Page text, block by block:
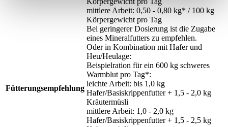
Fütterungsempfehlung
mittlere Arbeit: 0,50 - 0,80 kg* / 100 kg
Körpergewicht pro Tag
Bei geringerer Dosierung ist die Zugabe
eines Mineralfutters zu empfehlen.
Oder in Kombination mit Hafer und
Heu/Heulage:
Beispielration für ein 600 kg schweres
Warmblut pro Tag*:
leichte Arbeit: bis 1,0 kg
Hafer/Basiskrippenfutter + 1,5 - 2,0 kg
Kräutermüsli
mittlere Arbeit: 1,0 - 2,0 kg
Hafer/Basiskrippenfutter + 1,5 - 2,5 kg